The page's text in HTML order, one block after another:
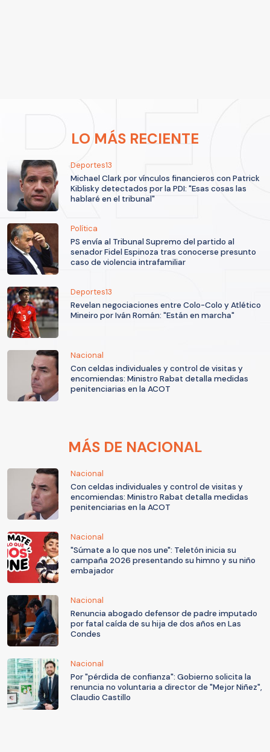
LO MÁS RECIENTE
Deportes13
Michael Clark por vínculos financieros con Patrick
Kiblisky detectados por la PDI: "Esas cosas las
hablaré en el tribunal"
Política
PS envía al Tribunal Supremo del partido al
senador Fidel Espinoza tras conocerse presunto
caso de violencia intrafamiliar
Deportes13
Revelan negociaciones entre Colo-Colo y Atlético
Mineiro por Iván Román: "Están en marcha"
Nacional
Con celdas individuales y control de visitas y
encomiendas: Ministro Rabat detalla medidas
penitenciarias en la ACOT
MÁS DE NACIONAL
Nacional
Con celdas individuales y control de visitas y
encomiendas: Ministro Rabat detalla medidas
penitenciarias en la ACOT
Nacional
"Súmate a lo que nos une": Teletón inicia su
campaña 2026 presentando su himno y su niño
embajador
Nacional
Renuncia abogado defensor de padre imputado
por fatal caída de su hija de dos años en Las
Condes
Nacional
Por "pérdida de confianza": Gobierno solicita la
renuncia no voluntaria a director de "Mejor Niñez",
Claudio Castillo